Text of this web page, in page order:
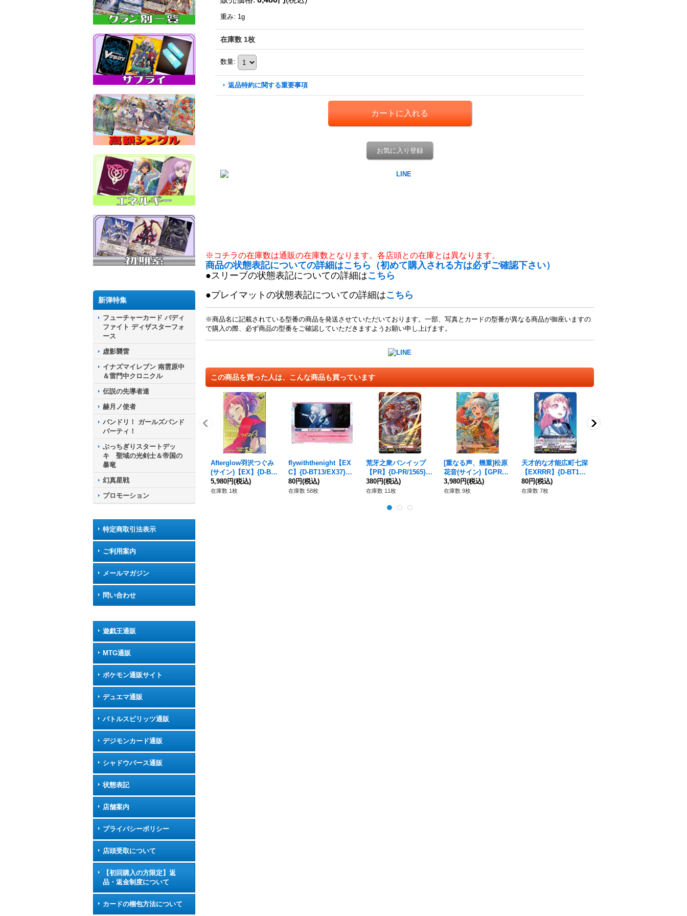
新弾特集
フューチャーカード バディ
ファイト ディザスターフォ
ース
虚影襲雷
イナズマイレブン 南雲原中
＆雷門中クロニクル
伝説の先導者達
赫月ノ使者
バンドリ！ ガールズバンド
パーティ！
ぶっちぎりスタートデッ
キ 聖域の光剣士＆帝国の
暴竜
幻真星戦
プロモーション
特定商取引法表示
ご利用案内
メールマガジン
問い合わせ
遊戯王通販
MTG通販
ポケモン通販サイト
デュエマ通販
バトルスピリッツ通販
デジモンカード通販
シャドウバース通販
状態表記
店舗案内
プライバシーポリシー
店頭受取について
【初回購入の方限定】返
品・返金制度について
カードの梱包方法について
重み: 1g
在庫数 1枚
数量:
返品特約に関する重要事項
お気に入り登録
※コチラの在庫数は通販の在庫数となります。各店頭との在庫とは異なります。
商品の状態表記についての詳細はこちら（初めて購入される方は必ずご確認下さい）
●スリーブの状態表記についての詳細はこちら
●プレイマットの状態表記についての詳細はこちら
※商品名に記載されている型番の商品を発送させていただいております。一部、写真とカードの型番が異なる商品が御座いますの
で購入の際、必ず商品の型番をご確認していただきますようお願い申し上げます。
この商品を買った人は、こんな商品も買っています
Afterglow羽沢つぐみ
(サイン)【EX】{D-BT
10/EX10S}《その他》
5,980円(税込)
在庫数 1枚
flywiththenight【EX
C】{D-BT13/EX37}
《BanGDream!》
80円(税込)
在庫数 58枚
荒牙之衆バンイップ
【PR】{D-PR/1565}
《ドラゴンエンパイ
ア》
380円(税込)
在庫数 11枚
[重なる声、幾重]松原
花音(サイン)【GPR
+】{DZ-TBP01/GPR+
24}《BanGDream!》
3,980円(税込)
在庫数 9枚
天才的な才能広町七深
【EXRRR】{D-BT13/
EX07}《BanGDrea
m!》
80円(税込)
在庫数 7枚